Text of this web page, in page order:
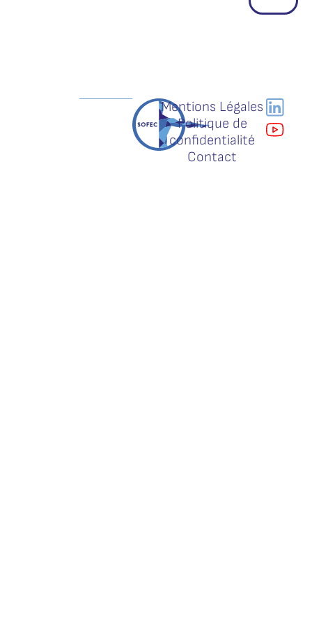
Mentions Légales
Politique de
confidentialité
Contact